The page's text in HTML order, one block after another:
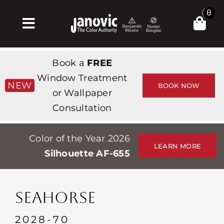
Toggle
Navigation
Products & Services
Κατάστημα
Professionals
Stores
Εκδηλώσεις
0
NEW
Book a FREE
Window Treatment
or Wallpaper
Consultation
BOOK NOW
Color of the Year 2026
Silhouette AF-655
LEARN MORE
SEAHORSE
2028-70